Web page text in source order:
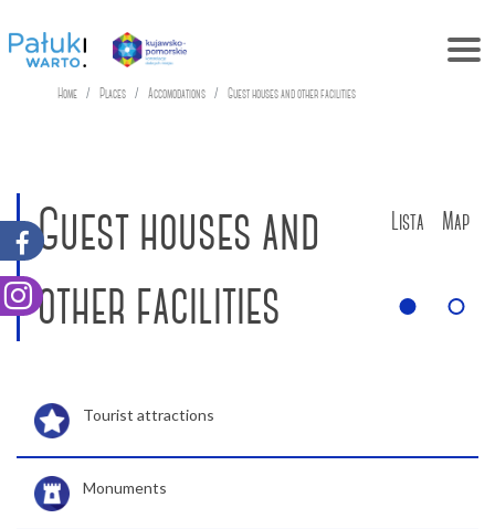
Home Places Accomodations Guest houses and other facilities
Guest houses and
other facilities
Lista Map
Tourist attractions
Monuments